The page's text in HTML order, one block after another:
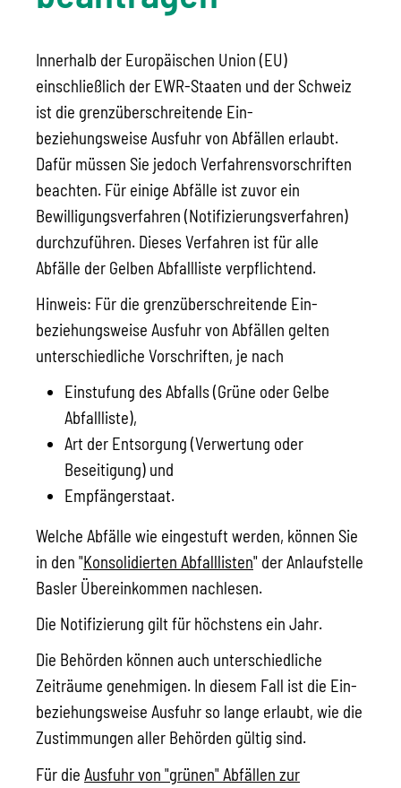
Innerhalb der Europäischen Union (EU)
einschließlich der EWR-Staaten und der Schweiz
ist die grenzüberschreitende Ein-
beziehungsweise Ausfuhr von Abfällen erlaubt.
Dafür müssen Sie jedoch Verfahrensvorschriften
beachten. Für einige Abfälle ist zuvor ein
Bewilligungsverfahren (Notifizierungsverfahren)
durchzuführen. Dieses Verfahren ist für alle
Abfälle der Gelben Abfallliste verpflichtend.
Hinweis: Für die grenzüberschreitende Ein-
beziehungsweise Ausfuhr von Abfällen gelten
unterschiedliche Vorschriften, je nach
Einstufung des Abfalls (Grüne oder Gelbe
Abfallliste),
Art der Entsorgung (Verwertung oder
Beseitigung) und
Empfängerstaat.
Welche Abfälle wie eingestuft werden, können Sie
in den "Konsolidierten Abfalllisten" der Anlaufstelle
Basler Übereinkommen nachlesen.
Die Notifizierung gilt für höchstens ein Jahr.
Die Behörden können auch unterschiedliche
Zeiträume genehmigen. In diesem Fall ist die Ein-
beziehungsweise Ausfuhr so lange erlaubt, wie die
Zustimmungen aller Behörden gültig sind.
Für die Ausfuhr von "grünen" Abfällen zur